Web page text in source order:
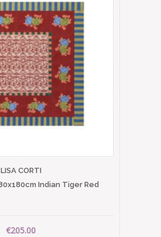
LISA CORTI
Indian Tiger Red
€205.00